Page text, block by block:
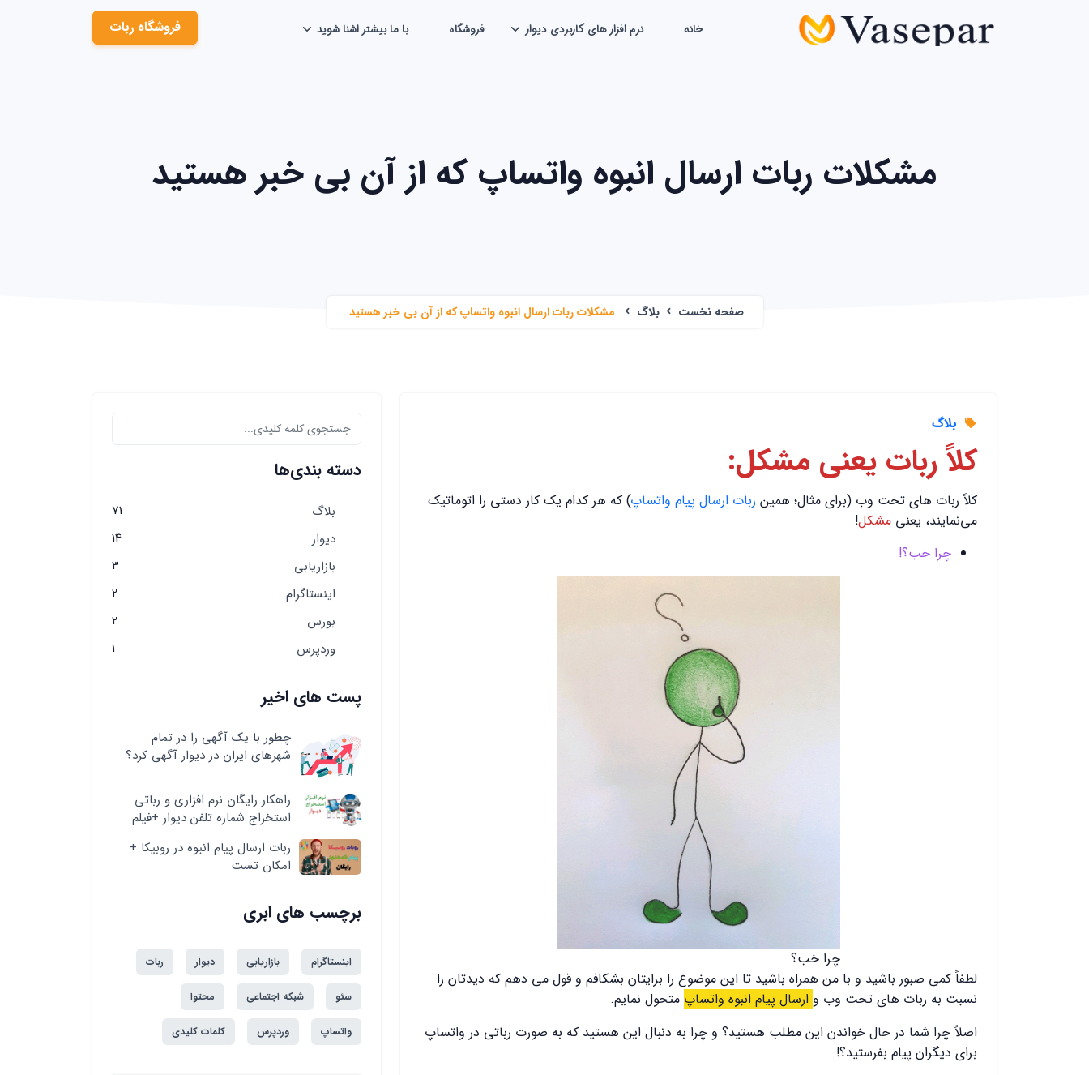
فروشگاه ربات خانه نرم افزار های کاربردی دیوار فروشگاه با ما بیشتر اشنا شوید
مشکلات ربات ارسال انبوه واتساپ که از آن بی خبر هستید
صفحه نخست بلاگ مشکلات ربات ارسال انبوه واتساپ که از آن بی خبر هستید
بلاگ
کلاً ربات یعنی مشکل:
کلاً ربات های تحت وب (برای مثال؛ همین ربات ارسال پیام واتساپ) که هر کدام یک کار دستی را اتوماتیک
می‌نمایند، یعنی مشکل!
چرا خب؟!
چرا خب؟
لطفاً کمی صبور باشید و با من همراه باشید تا این موضوع را برایتان بشکافم و قول می دهم که دیدتان را
نسبت به ربات های تحت وب و ارسال پیام انبوه واتساپ متحول نمایم.
اصلاً چرا شما در حال خواندن این مطلب هستید؟ و چرا به دنبال این هستید که به صورت رباتی در واتساپ
برای دیگران پیام بفرستید؟!
دسته بندی‌ها
بلاگ
71
دیوار
14
بازاریابی
3
اینستاگرام
2
بورس
2
وردپرس
1
پست های اخیر
چطور با یک آگهی را در تمام
شهرهای ایران در دیوار آگهی کرد؟
راهکار رایگان نرم افزاری و رباتی
استخراج شماره تلفن دیوار +فیلم
ربات ارسال پیام انبوه در روبیکا +
امکان تست
برچسب های ابری
اینستاگرام بازاریابی دیوار ربات
سئو شبکه اجتماعی محتوا
واتساپ وردپرس کلمات کلیدی